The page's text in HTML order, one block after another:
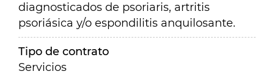
diagnosticados de psoriaris, artritis
psoriásica y/o espondilitis anquilosante.
Tipo de contrato
Servicios